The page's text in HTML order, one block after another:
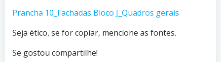
Prancha 10_Fachadas Bloco J_Quadros gerais
Seja ético, se for copiar, mencione as fontes.
Se gostou compartilhe!